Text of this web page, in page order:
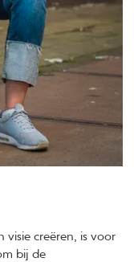
visie creëren, is voor
bij de